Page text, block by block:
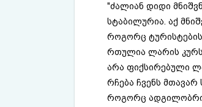
"ძალიან დიდი
სტაბილურია. აქ
როგორც
რთულია ლარის
არა ფიქსირებული
რჩება ჩვენს მთავარ
როგორც